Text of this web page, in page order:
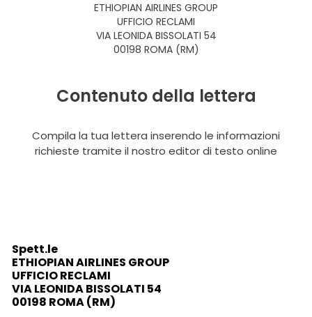
ETHIOPIAN AIRLINES GROUP
UFFICIO RECLAMI
VIA LEONIDA BISSOLATI 54
00198 ROMA (RM)
Contenuto della lettera
Compila la tua lettera inserendo le informazioni
richieste tramite il nostro editor di testo online
Spett.le
ETHIOPIAN AIRLINES GROUP
UFFICIO RECLAMI
VIA LEONIDA BISSOLATI 54
00198 ROMA (RM)